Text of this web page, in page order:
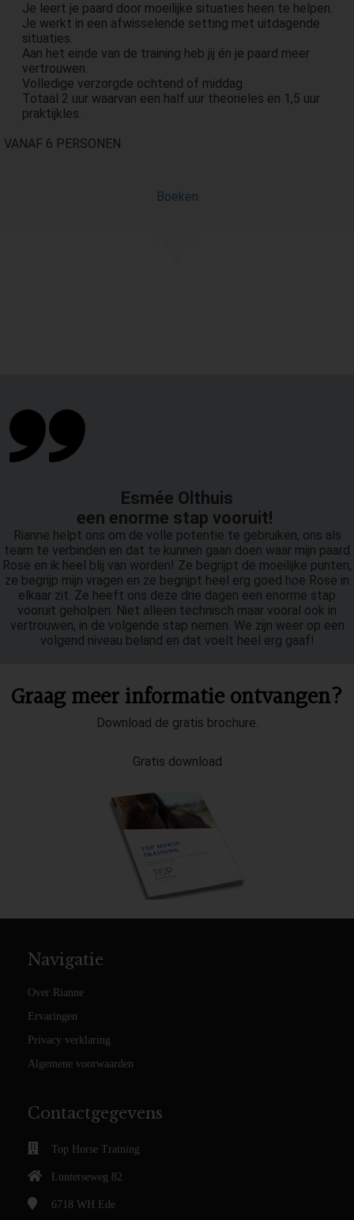
Je leert je paard door moeilijke situaties heen te helpen.
Je werkt in een afwisselende setting met uitdagende
situaties.
Aan het einde van de training heb jij én je paard meer
vertrouwen.
Volledige verzorgde ochtend of middag.
Totaal 2 uur waarvan een half uur theorieles en 1,5 uur
praktijkles.
VANAF 6 PERSONEN
Boeken
Esmée Olthuis
een enorme stap vooruit!
Rianne helpt ons om de volle potentie te gebruiken, ons als
team te verbinden en dat te kunnen gaan doen waar mijn paard
Rose en ik heel blij van worden! Ze begrijpt de moeilijke punten,
ze begrijp mijn vragen en ze begrijpt heel erg goed hoe Rose in
elkaar zit. Ze heeft ons deze drie dagen een enorme stap
vooruit geholpen. Niet alleen technisch maar vooral ook in
vertrouwen, in de volgende stap nemen. We zijn weer op een
volgend niveau beland en dat voelt heel erg gaaf!
Graag meer informatie ontvangen?
Download de gratis brochure.
Gratis download
Navigatie
Over Rianne
Ervaringen
Privacy verklaring
Algemene voorwaarden
Contactgegevens
Top Horse Training
Lunterseweg 82
6718 WH Ede